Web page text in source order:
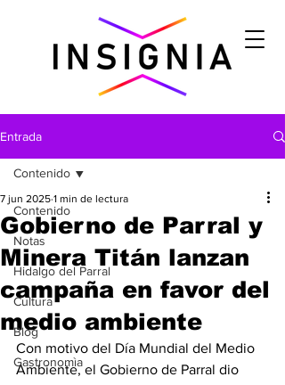
Entrada
Contenido
Notas
Hidalgo del Parral
Cultura
Blog
Gastronomìa
Contenido
Gobierno de Parral y
Minera Titán lanzan
campaña en favor del
medio ambiente
7 jun 2025 1 min de lectura
Con motivo del Día Mundial del Medio
Ambiente, el Gobierno de Parral dio